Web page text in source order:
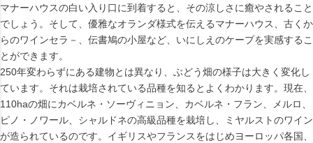
マナーハウスの白い入り口に到着すると、その涼しさに癒やされること
でしょう。そして、優雅なオランダ様式を伝えるマナーハウス、古くか
らのワインセラ－、伝書鳩の小屋など、いにしえのケープを実感するこ
とができます。
250年変わらずにある建物とは異なり、ぶどう畑の様子は大きく変化し
ています。それは栽培されている品種を知るとよくわかります。現在、
110haの畑にカベルネ・ソーヴィニョン、カベルネ・フラン、メルロ、
ピノ・ノワール、シャルドネの高級品種を栽培し、ミヤルストのワイン
が造られているのです。イギリスやフランスをはじめヨーロッパ各国、